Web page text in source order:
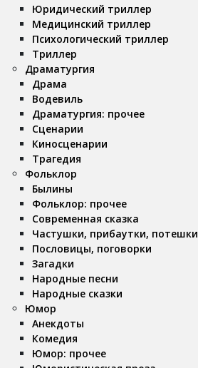
Юридический триллер
Медицинский триллер
Психологический триллер
Триллер
Драматургия
Драма
Водевиль
Драматургия: прочее
Сценарии
Киносценарии
Трагедия
Фольклор
Былины
Фольклор: прочее
Современная сказка
Частушки, прибаутки, потешки
Пословицы, поговорки
Загадки
Народные песни
Народные сказки
Юмор
Анекдоты
Комедия
Юмор: прочее